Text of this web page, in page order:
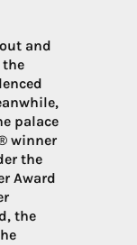
and
palace
winner
the
Award
the